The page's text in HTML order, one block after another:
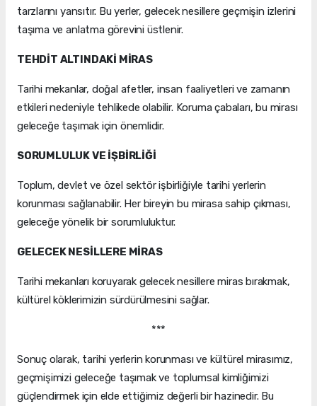
tarzlarını yansıtır. Bu yerler, gelecek nesillere geçmişin izlerini
taşıma ve anlatma görevini üstlenir.
TEHDİT ALTINDAKİ MİRAS
Tarihi mekanlar, doğal afetler, insan faaliyetleri ve zamanın
etkileri nedeniyle tehlikede olabilir. Koruma çabaları, bu mirası
geleceğe taşımak için önemlidir.
SORUMLULUK VE İŞBİRLİĞİ
Toplum, devlet ve özel sektör işbirliğiyle tarihi yerlerin
korunması sağlanabilir. Her bireyin bu mirasa sahip çıkması,
geleceğe yönelik bir sorumluluktur.
GELECEK NESİLLERE MİRAS
Tarihi mekanları koruyarak gelecek nesillere miras bırakmak,
kültürel köklerimizin sürdürülmesini sağlar.
***
Sonuç olarak, tarihi yerlerin korunması ve kültürel mirasımız,
geçmişimizi geleceğe taşımak ve toplumsal kimliğimizi
güçlendirmek için elde ettiğimiz değerli bir hazinedir. Bu